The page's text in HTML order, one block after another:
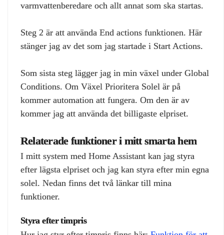
varmvattenberedare och allt annat som ska startas.
Steg 2 är att använda End actions funktionen. Här
stänger jag av det som jag startade i Start Actions.
Som sista steg lägger jag in min växel under Global
Conditions. Om Växel Prioritera Solel är på
kommer automation att fungera. Om den är av
kommer jag att använda det billigaste elpriset.
Relaterade funktioner i mitt smarta hem
I mitt system med Home Assistant kan jag styra
efter lägsta elpriset och jag kan styra efter min egna
solel. Nedan finns det två länkar till mina
funktioner.
Styra efter timpris